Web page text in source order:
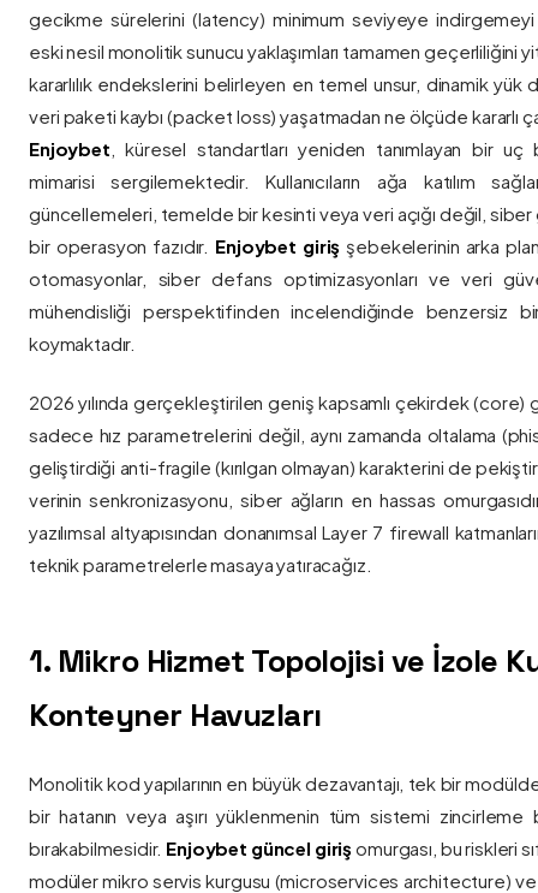
gecikme sürelerini (latency) minimum seviyeye
eski nesil monolitik sunucu yaklaşımları tamamen geçerliliğini
kararlılık endekslerini belirleyen en temel unsur, dinamik yük
veri paketi kaybı (packet loss) yaşatmadan ne ölçüde kararlı
Enjoybet , küresel standartları yeniden tanımlayan bir
mimarisi sergilemektedir. Kullanıcıların ağa katılım
güncellemeleri, temelde bir kesinti veya veri açığı değil, siber
bir operasyon fazıdır. Enjoybet giriş şebekelerinin arka
otomasyonlar, siber defans optimizasyonları ve veri
mühendisliği perspektifinden incelendiğinde benzersiz
koymaktadır.
2026 yılında gerçekleştirilen geniş kapsamlı çekirdek
sadece hız parametrelerini değil, aynı zamanda oltalama
geliştirdiği anti-fragile (kırılgan olmayan) karakterini de
verinin senkronizasyonu, siber ağların en hassas
yazılımsal altyapısından donanımsal Layer 7 firewall
teknik parametrelerle masaya yatıracağız.
1. Mikro Hizmet Topolojisi ve İzole
Konteyner Havuzları
Monolitik kod yapılarının en büyük dezavantajı, tek bir
bir hatanın veya aşırı yüklenmenin tüm sistemi zincirleme
bırakabilmesidir. Enjoybet güncel giriş omurgası, bu riskleri
modüler mikro servis kurgusu (microservices architecture)